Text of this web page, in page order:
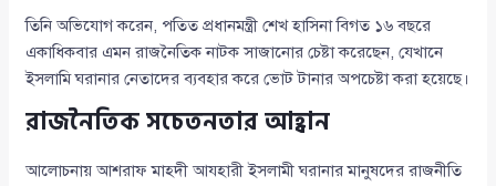
তিনি অভিযোগ করেন, পতিত প্রধানমন্ত্রী শেখ হাসিনা বিগত ১৬ বছরে
একাধিকবার এমন রাজনৈতিক নাটক সাজানোর চেষ্টা করেছেন, যেখানে
ইসলামি ঘরানার নেতাদের ব্যবহার করে ভোট টানার অপচেষ্টা করা হয়েছে।
রাজনৈতিক সচেতনতার আহ্বান
আলোচনায় আশরাফ মাহদী আযহারী ইসলামী ঘরানার মানুষদের রাজনীতি